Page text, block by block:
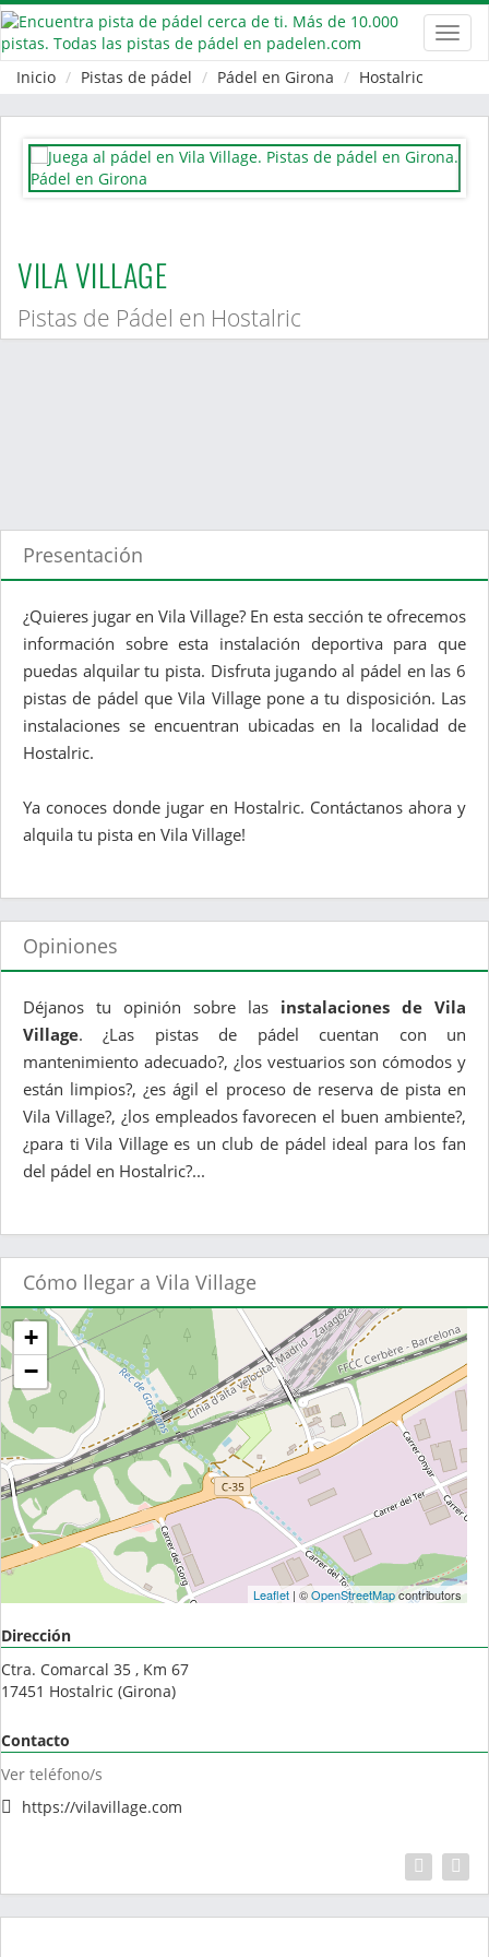
Inicio
Pistas de pádel Pádel en Girona Hostalric
VILA VILLAGE
Pistas de Pádel en Hostalric
Presentación
¿Quieres jugar en Vila Village? En esta sección te ofrecemos
información sobre esta instalación deportiva para que
puedas alquilar tu pista. Disfruta jugando al pádel en las 6
pistas de pádel que Vila Village pone a tu disposición. Las
instalaciones se encuentran ubicadas en la localidad de
Hostalric.
Ya conoces donde jugar en Hostalric. Contáctanos ahora y
alquila tu pista en Vila Village!
Opiniones
Déjanos tu opinión sobre las instalaciones de Vila
Village. ¿Las pistas de pádel cuentan con un
mantenimiento adecuado?, ¿los vestuarios son cómodos y
están limpios?, ¿es ágil el proceso de reserva de pista en
Vila Village?, ¿los empleados favorecen el buen ambiente?,
¿para ti Vila Village es un club de pádel ideal para los fan
del pádel en Hostalric?...
Cómo llegar a Vila Village
+
−
Leaflet| ©OpenStreetMapcontributors
Dirección
Ctra. Comarcal 35 , Km 67
17451 Hostalric (Girona)
Contacto
Ver teléfono/s
https://vilavillage.com